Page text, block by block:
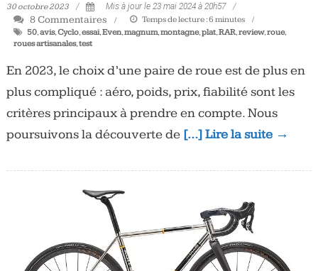
30 octobre 2023 Mis à jour le 23 mai 2024 à 20h57
8 Commentaires Temps de lecture :6 minutes
50,avis,Cyclo,essai,Even,magnum,montagne,plat,RAR,review,roue,
roues artisanales,test
En 2023, le choix d’une paire de roue est de plus en
plus compliqué : aéro, poids, prix, fiabilité sont les
critères principaux à prendre en compte. Nous
poursuivons la découverte de […] Lire la suite →